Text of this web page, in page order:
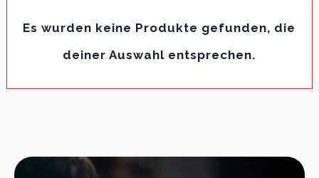
Es wurden keine Produkte gefunden, die
deiner Auswahl entsprechen.